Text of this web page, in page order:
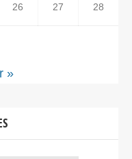
26 27 28
»